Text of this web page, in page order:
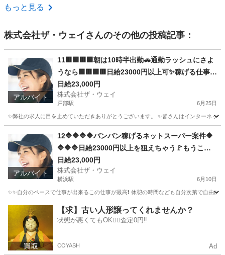
神奈川 愛甲郡
もっと見る
株式会社ザ・ウェイ さんのその他の投稿記事：
アルバイト
11🟥🟩🟥🟩朝は10時半出勤🚗通勤ラッシュにさよ
うなら🟩🟥🟩🟥日給23000円以上可✨稼げる仕事は
ココ💯
日給23,000円
株式会社ザ・ウェイ
戸部駅 6月25日
✨弊社の求人に目を止めていただきありがとうございます。 ✨皆さんはインターネッ
戸部駅 ドライバー ネットスーパー
アルバイト
12🔷🔶🔷🔶バンバン稼げるネットスーパー案件🔶
🔷🔶🔷日給23000円以上を狙えちゃう🚩もうここ
で決まりだね❗️❗️❗️
日給23,000円
株式会社ザ・ウェイ
横浜駅 6月10日
✨✨自分のペースで仕事が出来るこの仕事が最高❗️ 休憩の時間なども自分次第で自由
横浜駅 ドライバー ネットスーパー
【求】古い人形譲ってくれませんか？
状態が悪くてもOK🙆‍♀️査定0円‼️
COYASH Ad